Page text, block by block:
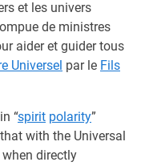
et les univers
de ministres
aider et guider tous
Universel par le Fils
“spirit polarity”
with the Universal
directly